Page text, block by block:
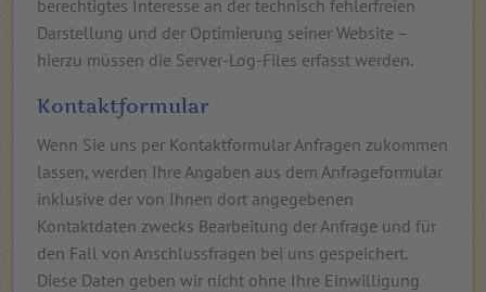
berechtigtes Interesse an der technisch fehlerfreien
Darstellung und der Optimierung seiner Website –
hierzu müssen die Server-Log-Files erfasst werden.
Kontaktformular
Wenn Sie uns per Kontaktformular Anfragen zukommen
lassen, werden Ihre Angaben aus dem Anfrageformular
inklusive der von Ihnen dort angegebenen
Kontaktdaten zwecks Bearbeitung der Anfrage und für
den Fall von Anschlussfragen bei uns gespeichert.
Diese Daten geben wir nicht ohne Ihre Einwilligung